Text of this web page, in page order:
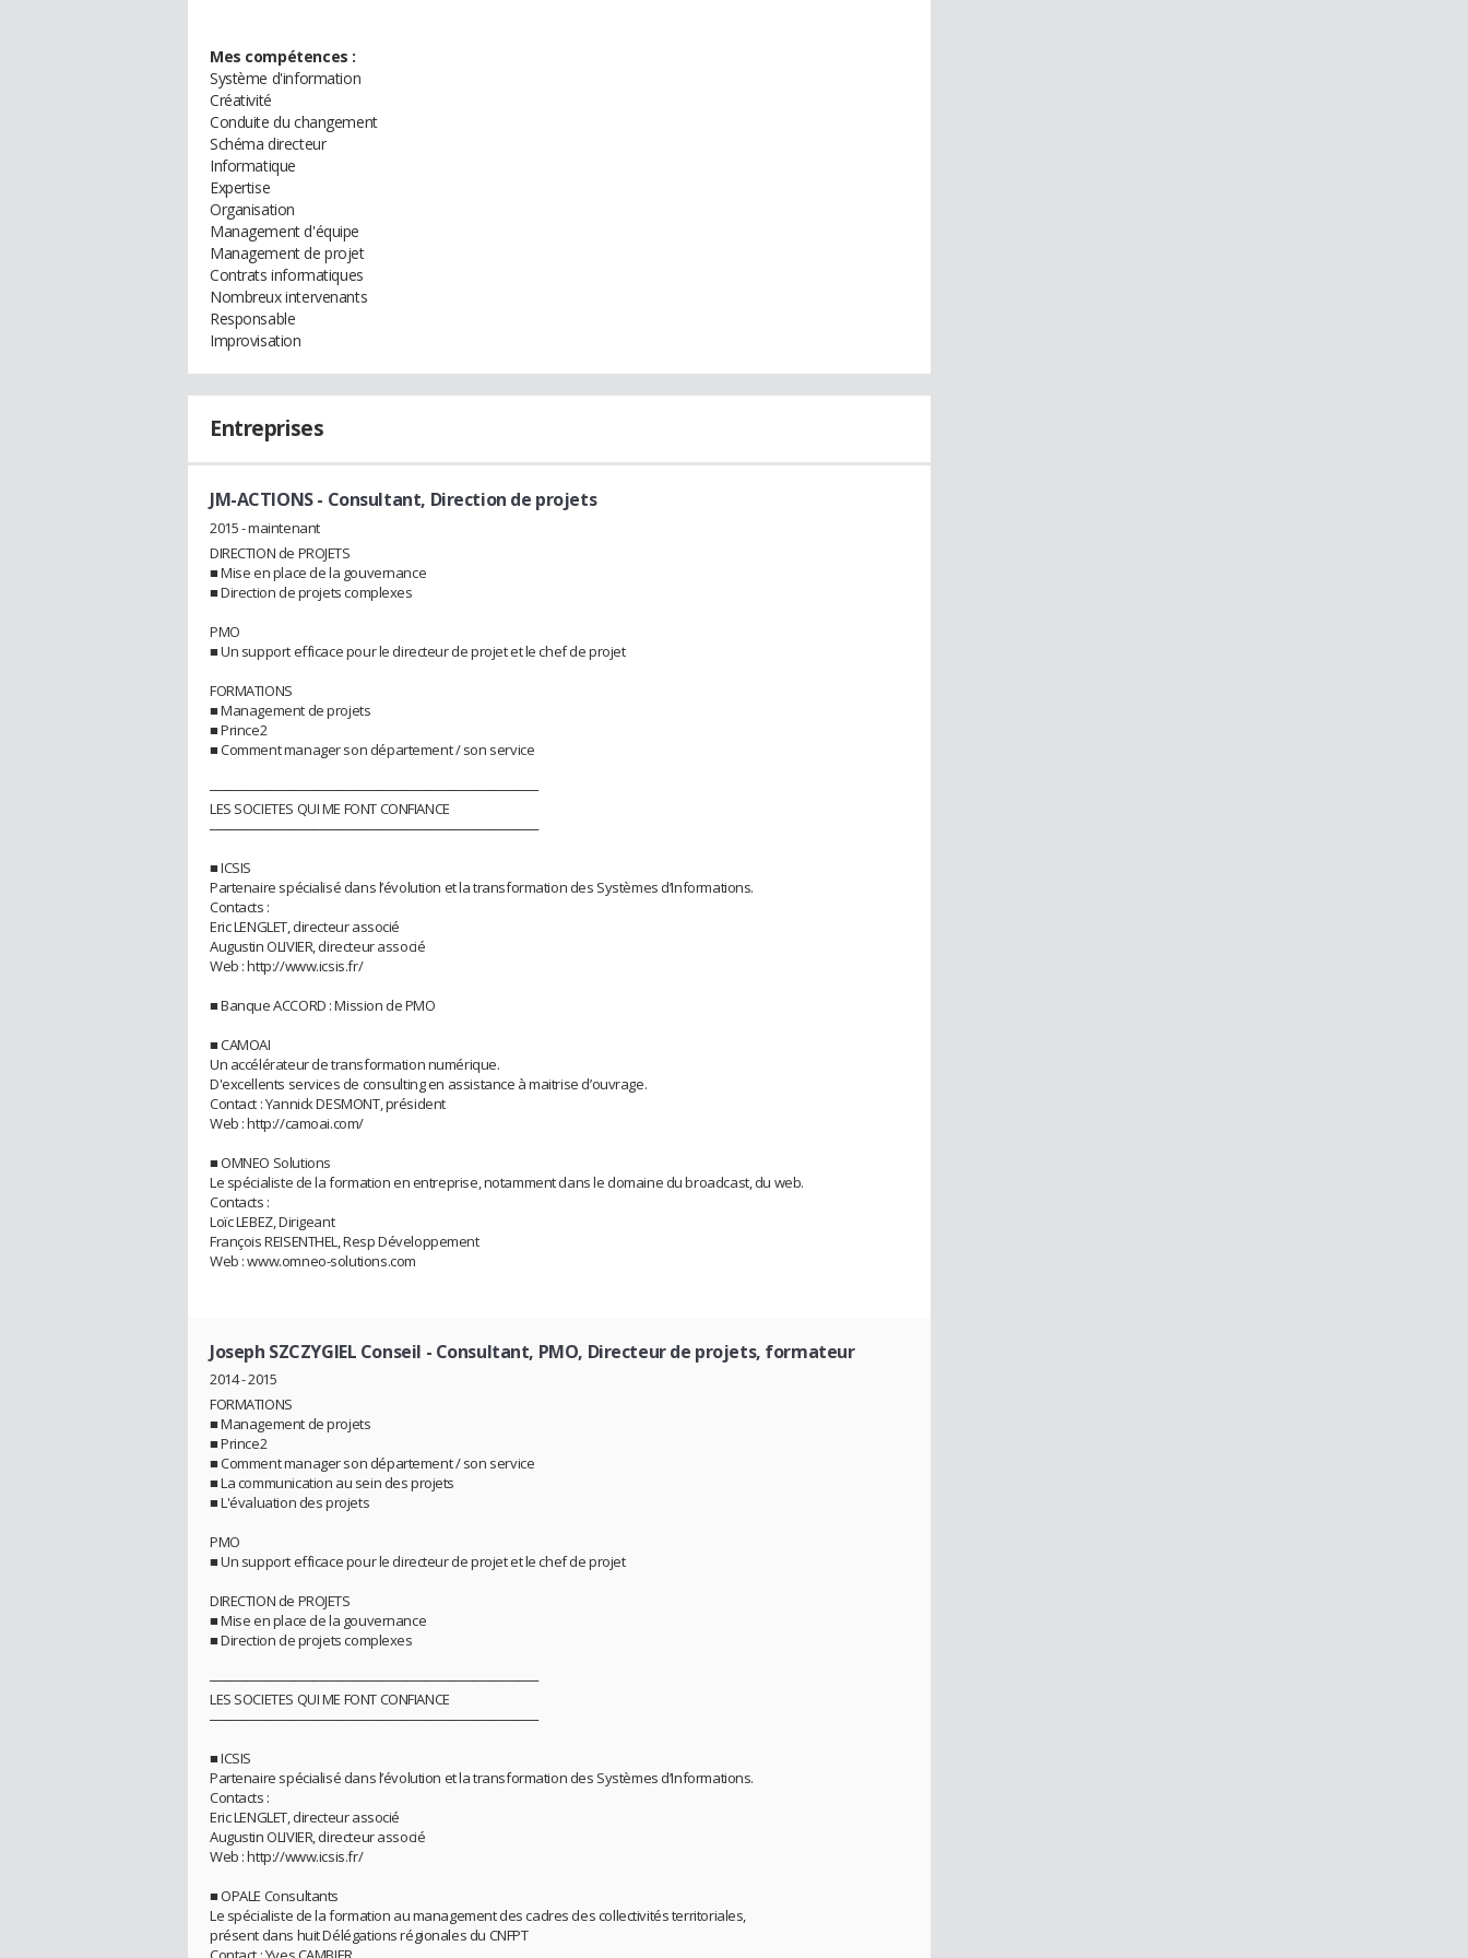
Mes compétences :
Système d'information
Créativité
Conduite du changement
Schéma directeur
Informatique
Expertise
Organisation
Management d'équipe
Management de projet
Contrats informatiques
Nombreux intervenants
Responsable
Improvisation
Entreprises
JM-ACTIONS- Consultant, Direction de projets
2015 - maintenant
DIRECTION de PROJETS
■ Mise en place de la gouvernance
■ Direction de projets complexes
PMO
■ Un support efficace pour le directeur de projet et le chef de projet
FORMATIONS
■ Management de projets
■ Prince2
■ Comment manager son département / son service
───────────────────────────────────
LES SOCIETES QUI ME FONT CONFIANCE
───────────────────────────────────
■ ICSIS
Partenaire spécialisé dans l’évolution et la transformation des Systèmes d’Informations.
Contacts :
Eric LENGLET, directeur associé
Augustin OLIVIER, directeur associé
Web : http://www.icsis.fr/
■ Banque ACCORD : Mission de PMO
■ CAMOAI
Un accélérateur de transformation numérique.
D'excellents services de consulting en assistance à maitrise d’ouvrage.
Contact : Yannick DESMONT, président
Web : http://camoai.com/
■ OMNEO Solutions
Le spécialiste de la formation en entreprise, notamment dans le domaine du broadcast, du web.
Contacts :
Loïc LEBEZ, Dirigeant
François REISENTHEL, Resp Développement
Web : www.omneo-solutions.com
Joseph SZCZYGIEL Conseil - Consultant, PMO, Directeur de projets, formateur
2014 - 2015
FORMATIONS
■ Management de projets
■ Prince2
■ Comment manager son département / son service
■ La communication au sein des projets
■ L'évaluation des projets
PMO
■ Un support efficace pour le directeur de projet et le chef de projet
DIRECTION de PROJETS
■ Mise en place de la gouvernance
■ Direction de projets complexes
───────────────────────────────────
LES SOCIETES QUI ME FONT CONFIANCE
───────────────────────────────────
■ ICSIS
Partenaire spécialisé dans l’évolution et la transformation des Systèmes d’Informations.
Contacts :
Eric LENGLET, directeur associé
Augustin OLIVIER, directeur associé
Web : http://www.icsis.fr/
■ OPALE Consultants
Le spécialiste de la formation au management des cadres des collectivités territoriales,
présent dans huit Délégations régionales du CNFPT